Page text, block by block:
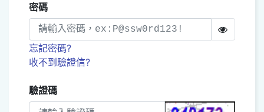
密碼
忘記密碼?
收不到驗證信?
驗證碼